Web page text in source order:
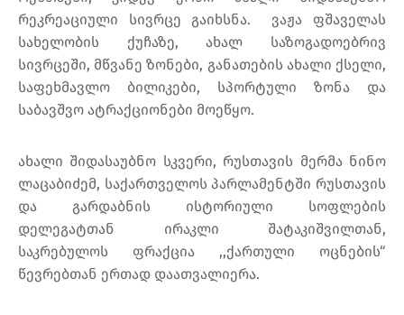
რეკრეაციული სივრცე გაიხსნა. ვაჟა ფშაველას
სახელობის ქუჩაზე, ახალ საზოგადოებრივ
სივრცეში, მწვანე ზონები, განათების ახალი ქსელი,
საფეხმავლო ბილიკები, სპორტული ზონა და
საბავშვო ატრაქციონები მოეწყო.
ახალი შიდასაუბნო სკვერი, რუსთავის მერმა ნინო
ლაცაბიძემ, საქართველოს პარლამენტში რუსთავის
და გარდაბნის ისტორიული სოფლების
დელეგატთან ირაკლი შატაკიშვილთან,
საკრებულოს ფრაქცია ,,ქართული ოცნების“
წევრებთან ერთად დაათვალიერა.